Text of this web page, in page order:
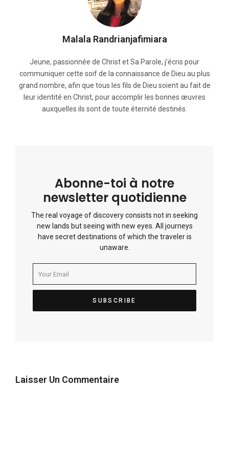
Malala Randrianjafimiara
Jeune, passionnée de Christ et Sa Parole, j’écris pour
communiquer cette soif de la connaissance de Dieu au plus
grand nombre, afin que tous les fils de Dieu soient au fait de
leur identité en Christ, pour accomplir les bonnes œuvres
auxquelles ils sont de toute éternité destinés.
Abonne-toi à notre
newsletter quotidienne
The real voyage of discovery consists not in seeking
new lands but seeing with new eyes. All journeys
have secret destinations of which the traveler is
unaware.
Laisser Un Commentaire